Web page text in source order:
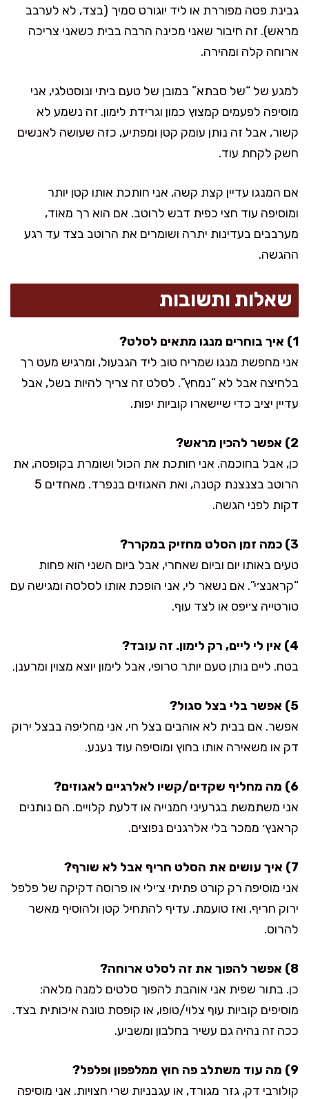
גבינת פטה מפוררת או ליד יוגורט סמיך (בצד, לא לערבב
מראש). זה חיבור שאני מכינה הרבה בבית כשאני צריכה
ארוחה קלה ומהירה.
למגע של “של סבתא” במובן של טעם ביתי ונוסטלגי, אני
מוסיפה לפעמים קמצוץ כמון וגרידת לימון. זה נשמע לא
קשור, אבל זה נותן עומק קטן ומפתיע, כזה שעושה לאנשים
חשק לקחת עוד.
אם המנגו עדיין קצת קשה, אני חותכת אותו קטן יותר
ומוסיפה עוד חצי כפית דבש לרוטב. אם הוא רך מאוד,
מערבבים בעדינות יתרה ושומרים את הרוטב בצד עד רגע
ההגשה.
שאלות ותשובות
1) איך בוחרים מנגו מתאים לסלט?
אני מחפשת מנגו שמריח טוב ליד הגבעול, ומרגיש מעט רך
בלחיצה אבל לא “נמחץ”. לסלט זה צריך להיות בשל, אבל
עדיין יציב כדי שיישארו קוביות יפות.
2) אפשר להכין מראש?
כן, אבל בחוכמה. אני חותכת את הכול ושומרת בקופסה, את
הרוטב בצנצנת קטנה, ואת האגוזים בנפרד. מאחדים 5
דקות לפני הגשה.
3) כמה זמן הסלט מחזיק במקרר?
טעים באותו יום וביום שאחרי, אבל ביום השני הוא פחות
“קראנצ׳י”. אם נשאר לי, אני הופכת אותו לסלסה ומגישה עם
טורטייה צ׳יפס או לצד עוף.
4) אין לי ליים, רק לימון. זה עובד?
בטח. ליים נותן טעם יותר טרופי, אבל לימון יוצא מצוין ומרענן.
5) אפשר בלי בצל סגול?
אפשר. אם בבית לא אוהבים בצל חי, אני מחליפה בבצל ירוק
דק או משאירה אותו בחוץ ומוסיפה עוד נענע.
6) מה מחליף שקדים/קשיו לאלרגיים לאגוזים?
אני משתמשת בגרעיני חמנייה או דלעת קלויים. הם נותנים
קראנץ׳ ממכר בלי אלרגנים נפוצים.
7) איך עושים את הסלט חריף אבל לא שורף?
אני מוסיפה רק קורט פתיתי צ׳ילי או פרוסה דקיקה של פלפל
ירוק חריף, ואז טועמת. עדיף להתחיל קטן ולהוסיף מאשר
להרוס.
8) אפשר להפוך את זה לסלט ארוחה?
כן. בתור שפית אני אוהבת להפוך סלטים למנה מלאה:
מוסיפים קוביות עוף צלוי/טופו, או קופסת טונה איכותית בצד.
ככה זה נהיה גם עשיר בחלבון ומשביע.
9) מה עוד משתלב פה חוץ ממלפפון ופלפל?
קולורבי דק, גזר מגורד, או עגבניות שרי חצויות. אני מוסיפה